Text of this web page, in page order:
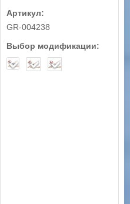
Артикул:
GR-004238
Выбор модификации: